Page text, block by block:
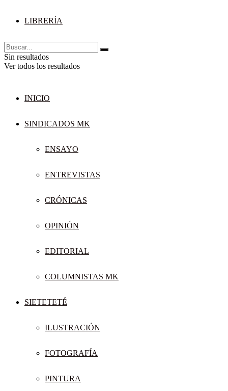
LIBRERÍA
Sin resultados
Ver todos los resultados
INICIO
SINDICADOS MK
ENSAYO
ENTREVISTAS
CRÓNICAS
OPINIÓN
EDITORIAL
COLUMNISTAS MK
SIETETETÉ
ILUSTRACIÓN
FOTOGRAFÍA
PINTURA